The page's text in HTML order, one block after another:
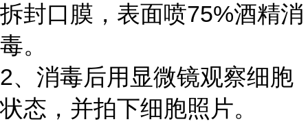
拆封口膜，表面喷75%酒精消
毒。
2、消毒后用显微镜观察细胞
状态，并拍下细胞照片。